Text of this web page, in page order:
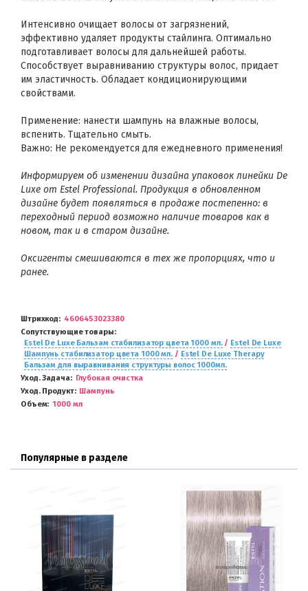
Интенсивно очищает волосы от загрязнений,
эффективно удаляет продукты стайлинга. Оптимально
подготавливает волосы для дальнейшей работы.
Способствует выравниванию структуры волос, придает
им эластичность. Обладает кондиционирующими
свойствами.
Применение: нанести шампунь на влажные волосы,
вспенить. Тщательно смыть.
Важно: Не рекомендуется для ежедневного применения!
Информируем об изменении дизайна упаковок линейки De
Luxe от Estel Professional. Продукция в обновленном
дизайне будет появляться в продаже постепенно: в
переходный период возможно наличие товаров как в
новом, так и в старом дизайне.
Оксигенты смешиваются в тех же пропорциях, что и
ранее.
Штрихкод
4606453023380
Сопутствующие товары
Estel De Luxe Бальзам стабилизатор цвета 1000 мл./ Estel De Luxe
Шампунь стабилизатор цвета 1000 мл. / Estel De Luxe Therapy
Бальзам для выравнивания структуры волос 1000мл.
Уход. Задача
Глубокая очистка
Уход. Продукт
Шампунь
Объем
1000 мл
Популярные в разделе